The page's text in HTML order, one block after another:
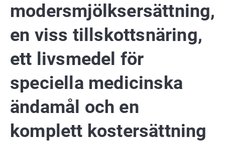
modersmjölksersättning,
en viss tillskottsnäring,
ett livsmedel för
speciella medicinska
ändamål och en
komplett kostersättning